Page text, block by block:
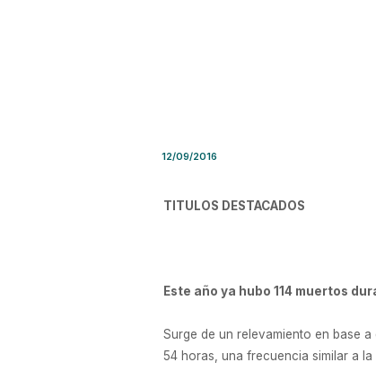
12/09/2016
TITULOS DESTACADOS
Este año ya hubo 114 muertos
Surge de un relevamiento en base
54 horas, una frecuencia similar a